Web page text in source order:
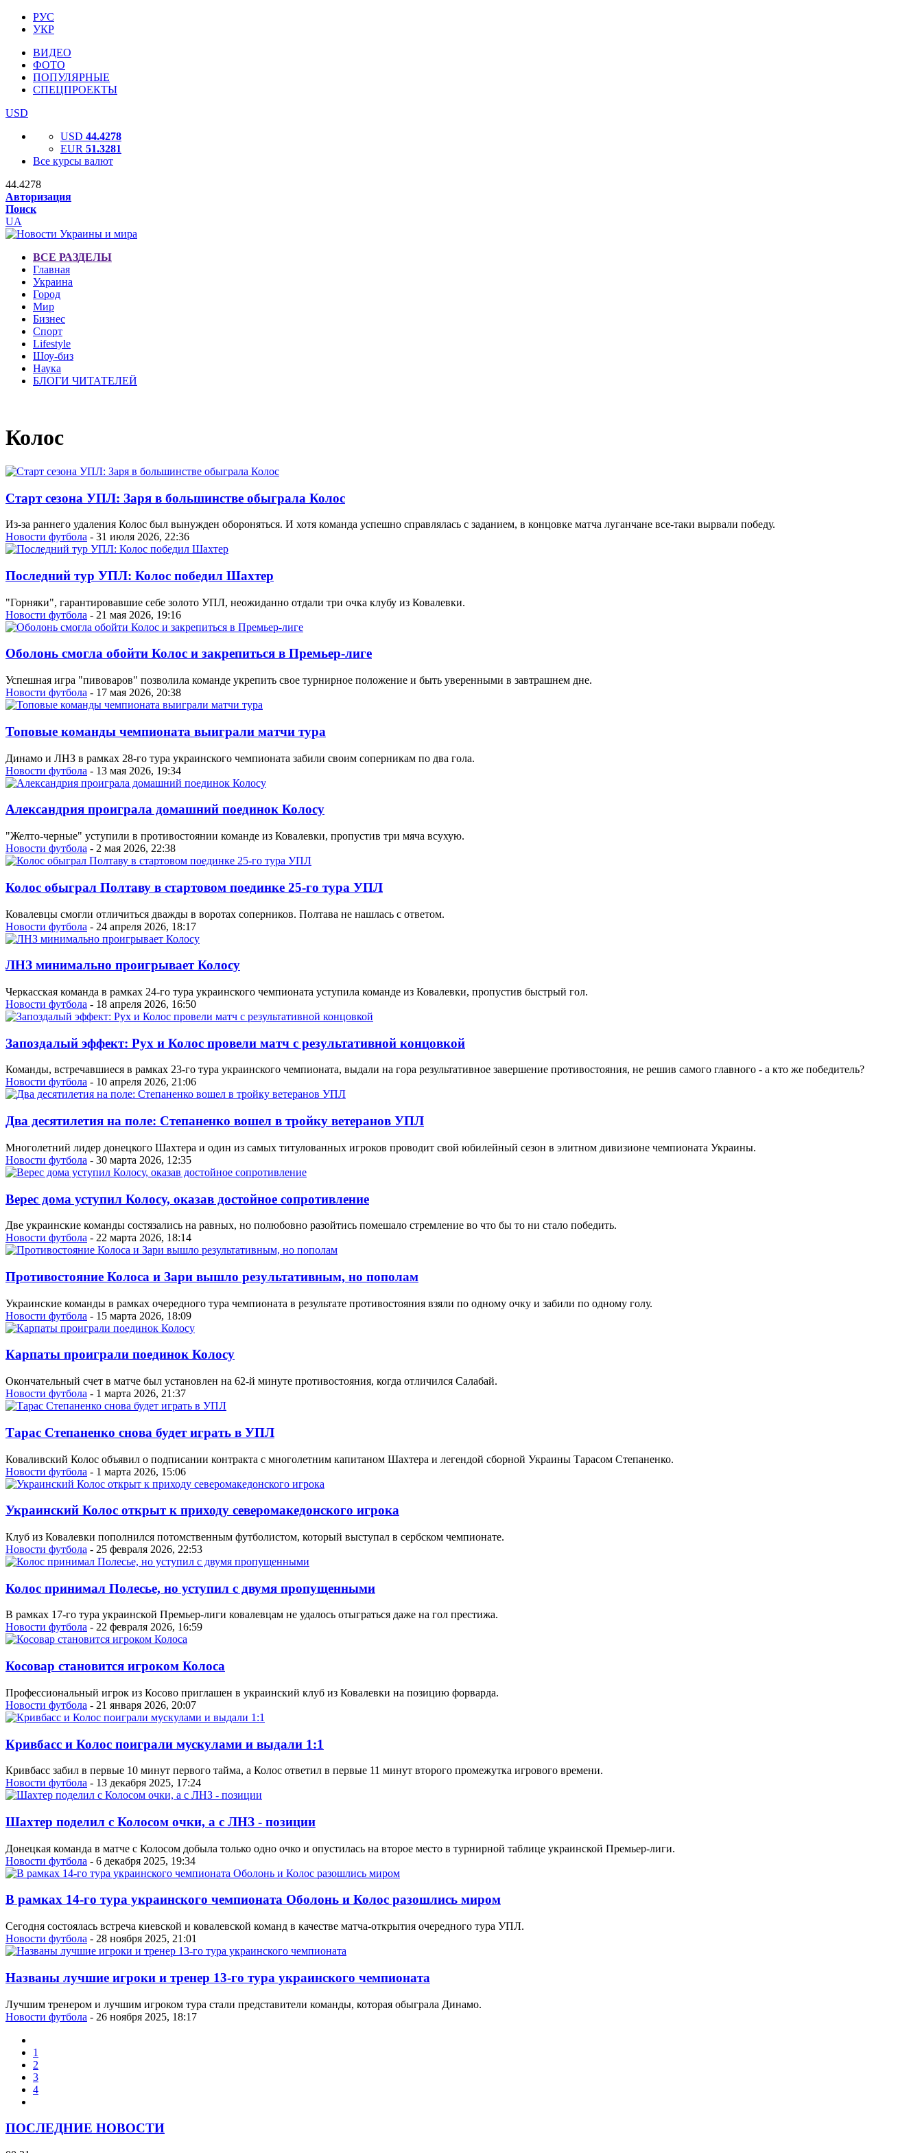
РУС
УКР
ВИДЕО
ФОТО
ПОПУЛЯРНЫЕ
СПЕЦПРОЕКТЫ
USD
USD 44.4278
EUR 51.3281
Все курсы валют
44.4278
Авторизация
Поиск
UA
ВСЕ РАЗДЕЛЫ
Главная
Украина
Город
Мир
Бизнес
Спорт
Lifestyle
Шоу-биз
Наука
БЛОГИ ЧИТАТЕЛЕЙ
Колос
Старт сезона УПЛ: Заря в большинстве обыграла Колос
Из-за раннего удаления Колос был вынужден обороняться. И хотя команда успешно справлялась с заданием, в концовке матча луганчане все-таки вырвали победу.
Новости футбола - 31 июля 2026, 22:36
Последний тур УПЛ: Колос победил Шахтер
"Горняки", гарантировавшие себе золото УПЛ, неожиданно отдали три очка клубу из Ковалевки.
Новости футбола - 21 мая 2026, 19:16
Оболонь смогла обойти Колос и закрепиться в Премьер-лиге
Успешная игра "пивоваров" позволила команде укрепить свое турнирное положение и быть уверенными в завтрашнем дне.
Новости футбола - 17 мая 2026, 20:38
Топовые команды чемпионата выиграли матчи тура
Динамо и ЛНЗ в рамках 28-го тура украинского чемпионата забили своим соперникам по два гола.
Новости футбола - 13 мая 2026, 19:34
Александрия проиграла домашний поединок Колосу
"Желто-черные" уступили в противостоянии команде из Ковалевки, пропустив три мяча всухую.
Новости футбола - 2 мая 2026, 22:38
Колос обыграл Полтаву в стартовом поединке 25-го тура УПЛ
Ковалевцы смогли отличиться дважды в воротах соперников. Полтава не нашлась с ответом.
Новости футбола - 24 апреля 2026, 18:17
ЛНЗ минимально проигрывает Колосу
Черкасская команда в рамках 24-го тура украинского чемпионата уступила команде из Ковалевки, пропустив быстрый гол.
Новости футбола - 18 апреля 2026, 16:50
Запоздалый эффект: Рух и Колос провели матч с результативной концовкой
Команды, встречавшиеся в рамках 23-го тура украинского чемпионата, выдали на гора результативное завершение противостояния, не решив самого главного - а кто же победитель?
Новости футбола - 10 апреля 2026, 21:06
Два десятилетия на поле: Степаненко вошел в тройку ветеранов УПЛ
Многолетний лидер донецкого Шахтера и один из самых титулованных игроков проводит свой юбилейный сезон в элитном дивизионе чемпионата Украины.
Новости футбола - 30 марта 2026, 12:35
Верес дома уступил Колосу, оказав достойное сопротивление
Две украинские команды состязались на равных, но полюбовно разойтись помешало стремление во что бы то ни стало победить.
Новости футбола - 22 марта 2026, 18:14
Противостояние Колоса и Зари вышло результативным, но пополам
Украинские команды в рамках очередного тура чемпионата в результате противостояния взяли по одному очку и забили по одному голу.
Новости футбола - 15 марта 2026, 18:09
Карпаты проиграли поединок Колосу
Окончательный счет в матче был установлен на 62-й минуте противостояния, когда отличился Салабай.
Новости футбола - 1 марта 2026, 21:37
Тарас Степаненко снова будет играть в УПЛ
Коваливский Колос объявил о подписании контракта с многолетним капитаном Шахтера и легендой сборной Украины Тарасом Степаненко.
Новости футбола - 1 марта 2026, 15:06
Украинский Колос открыт к приходу северомакедонского игрока
Клуб из Ковалевки пополнился потомственным футболистом, который выступал в сербском чемпионате.
Новости футбола - 25 февраля 2026, 22:53
Колос принимал Полесье, но уступил с двумя пропущенными
В рамках 17-го тура украинской Премьер-лиги ковалевцам не удалось отыграться даже на гол престижа.
Новости футбола - 22 февраля 2026, 16:59
Косовар становится игроком Колоса
Профессиональный игрок из Косово приглашен в украинский клуб из Ковалевки на позицию форварда.
Новости футбола - 21 января 2026, 20:07
Кривбасс и Колос поиграли мускулами и выдали 1:1
Кривбасс забил в первые 10 минут первого тайма, а Колос ответил в первые 11 минут второго промежутка игрового времени.
Новости футбола - 13 декабря 2025, 17:24
Шахтер поделил с Колосом очки, а с ЛНЗ - позиции
Донецкая команда в матче с Колосом добыла только одно очко и опустилась на второе место в турнирной таблице украинской Премьер-лиги.
Новости футбола - 6 декабря 2025, 19:34
В рамках 14-го тура украинского чемпионата Оболонь и Колос разошлись миром
Сегодня состоялась встреча киевской и ковалевской команд в качестве матча-открытия очередного тура УПЛ.
Новости футбола - 28 ноября 2025, 21:01
Названы лучшие игроки и тренер 13-го тура украинского чемпионата
Лучшим тренером и лучшим игроком тура стали представители команды, которая обыграла Динамо.
Новости футбола - 26 ноября 2025, 18:17
1
2
3
4
ПОСЛЕДНИЕ НОВОСТИ